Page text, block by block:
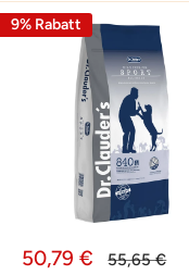
9% Rabatt
Sonderpreis
50,79 € Normalpreis
55,65 €